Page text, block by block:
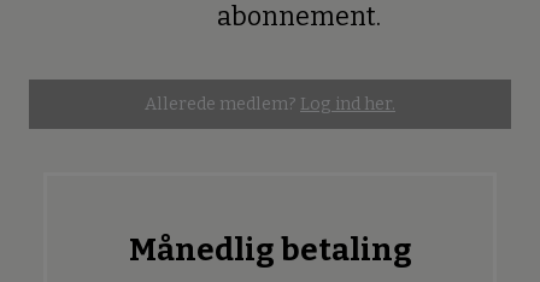
abonnement.
Allerede medlem? Log ind her.
Månedlig betaling